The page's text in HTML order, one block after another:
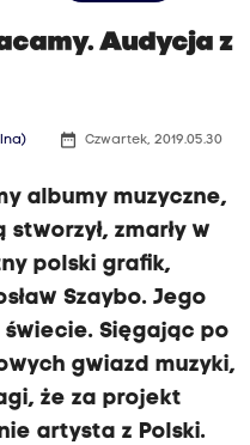
Audycja z
date_range Czwartek, 2019.05.30
albumy muzyczne,
zmarły w
polski grafik,
Szaybo. Jego
świecie. Sięgając po
gwiazd muzyki,
że za projekt
artysta z Polski.